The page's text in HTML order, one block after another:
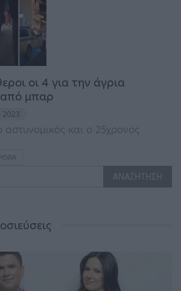
οι 4 για την άγρια
μπαρ
2023
αστυνομικός και ο 25χρονος